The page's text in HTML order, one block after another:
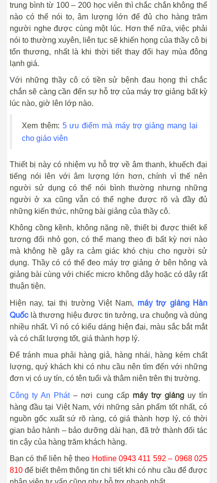
trung bình từ 100 – 200 học viên thì chắc chắn không thể
nào có thể nói to, âm lượng lớn để đủ cho hàng trăm
người nghe được cùng một lúc. Hơn thế nữa, việc phải
nói to thường xuyên, liên tục sẽ khiến họng của thầy cô bị
tổn thương, nhất là khi thời tiết thay đổi hay mùa đông
lạnh giá.
Với những thầy cô có tiền sử bệnh đau họng thì chắc
chắn sẽ càng cần đến sự hỗ trợ của máy trợ giảng bất kỳ
lúc nào, giờ lên lớp nào.
Xem thêm: 5 ưu điểm mà máy trợ giảng mang lại
cho giáo viên
Thiết bị này có nhiệm vụ hỗ trợ về âm thanh, khuếch đại
tiếng nói lên với âm lượng lớn hơn, chính vì thế nên
người sử dụng có thể nói bình thường nhưng những
người ở xa cũng vẫn có thể nghe được rõ và đầy đủ
những kiến thức, những bài giảng của thầy cô.
Không cồng kềnh, không nặng nề, thiết bị được thiết kế
tương đối nhỏ gọn, có thể mang theo đi bất kỳ nơi nào
mà không hề gây ra cảm giác khó chịu cho người sử
dụng. Thầy có có thể đeo máy trợ giảng ở bên hông và
giảng bài cùng với chiếc micro không dây hoặc có dây rất
thuận tiện.
Hiện nay, tại thị trường Việt Nam, máy trợ giảng Hàn
Quốc là thương hiệu được tin tưởng, ưa chuộng và dùng
nhiều nhất. Vì nó có kiểu dáng hiện đại, màu sắc bắt mắt
và có chất lượng tốt, giá thành hợp lý.
Để tránh mua phải hàng giả, hàng nhái, hàng kém chất
lượng, quý khách khi có nhu cầu nên tìm đến với những
đơn vị có uy tín, có tên tuổi và thâm niên trên thị trường.
Công ty An Phát– nơi cung cấp máy trợ giảnguy tín
hàng đầu tại Việt Nam, với những sản phẩm tốt nhất, có
nguồn gốc xuất sứ rõ ràng, có giá thành hợp lý, có thời
gian bảo hành – bảo dưỡng dài hạn, đã trở thành đối tác
tin cậy của hàng trăm khách hàng.
Bạn có thể liên hệ theo Hotline 0943 411 592 – 0968 025
810 để biết thêm thông tin chi tiết khi có nhu cầu để được